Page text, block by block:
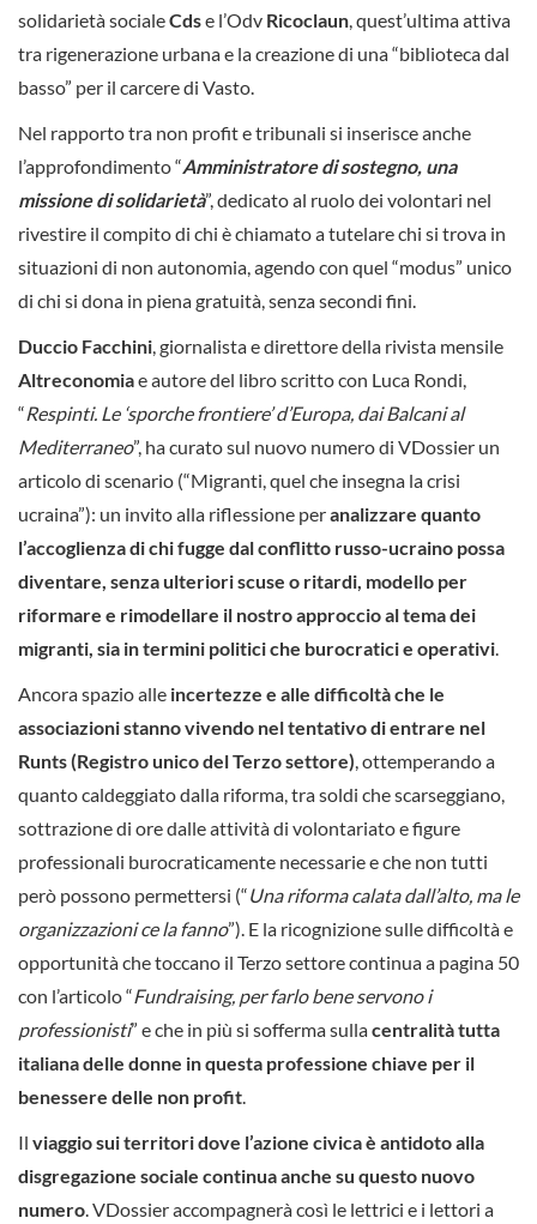
solidarietà socialeCdse l’Odv Ricoclaun, quest’ultima attiva
tra rigenerazione urbana e la creazione di una “biblioteca dal
basso” per il carcere di Vasto.
Nel rapporto tra non profit e tribunali si inserisce anche
l’approfondimento “Amministratore di sostegno, una
missione di solidarietà”, dedicato al ruolo dei volontari nel
rivestire il compito di chi è chiamato a tutelare chi si trova in
situazioni di non autonomia, agendo con quel “modus” unico
di chi si dona in piena gratuità, senza secondi fini.
Duccio Facchini, giornalista e direttore della rivista mensile
Altreconomiae autore del libro scritto con Luca Rondi,
“Respinti. Le ‘sporche frontiere’ d’Europa, dai Balcani al
Mediterraneo”, ha curato sul nuovo numero di VDossier un
articolo di scenario (“Migranti, quel che insegna la crisi
ucraina”): un invito alla riflessione peranalizzare quanto
l’accoglienza di chi fugge dal conflitto russo-ucraino possa
diventare, senza ulteriori scuse o ritardi, modello per
riformare e rimodellare il nostro approccio al tema dei
migranti, sia in termini politici che burocratici e operativi.
Ancora spazio alle incertezze e alle difficoltà che le
associazioni stanno vivendo nel tentativo di entrare nel
Runts (Registro unico del Terzo settore), ottemperando a
quanto caldeggiato dalla riforma, tra soldi che scarseggiano,
sottrazione di ore dalle attività di volontariato e figure
professionali burocraticamente necessarie e che non tutti
però possono permettersi (“Una riforma calata dall’alto, ma le
organizzazioni ce la fanno”). E la ricognizione sulle difficoltà e
opportunità che toccano il Terzo settore continua a pagina 50
con l’articolo “Fundraising, per farlo bene servono i
professionisti” e che in più si sofferma sullacentralità tutta
italiana delle donne in questa professione chiave per il
benessere delle non profit.
Il viaggio sui territori dove l’azione civica è antidoto alla
disgregazione sociale continua anche su questo nuovo
numero. VDossier accompagnerà così le lettrici e i lettori a